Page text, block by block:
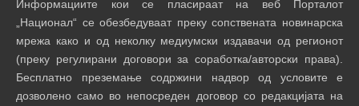
Информациите кои се пласираат на веб Порталот
„Национал“ се обезбедуваат преку сопствената новинарска
мрежа како и од неколку медиумски издавачи од регионот
(преку регулирани договори за соработка/авторски права).
Бесплатно преземање содржини надвор од условите е
дозволено само во непосреден договор со редакцијата на